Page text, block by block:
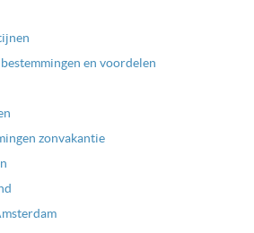
en voordelen
zonvakantie